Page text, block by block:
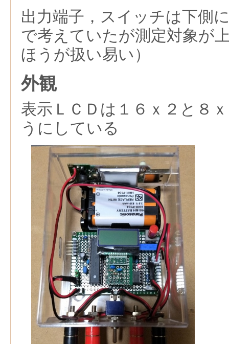
出力端子，スイッチは下側
で考えていたが測定対象が
ほうが扱い易い）
外観
表示ＬＣＤは１６ｘ２と８
うにしている